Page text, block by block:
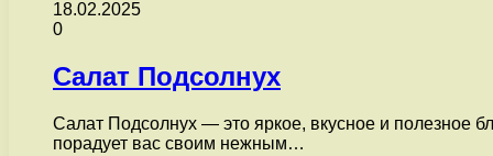
18.02.2025
0
Салат Подсолнух
Салат Подсолнух — это яркое, вкусное и полезное
порадует вас своим нежным…